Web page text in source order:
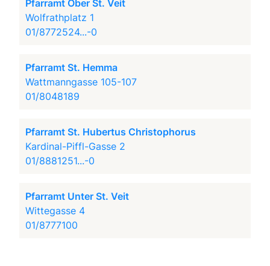
Pfarramt Ober St. Veit
Wolfrathplatz 1
01/8772524...-0
Pfarramt St. Hemma
Wattmanngasse 105-107
01/8048189
Pfarramt St. Hubertus Christophorus
Kardinal-Piffl-Gasse 2
01/8881251...-0
Pfarramt Unter St. Veit
Wittegasse 4
01/8777100